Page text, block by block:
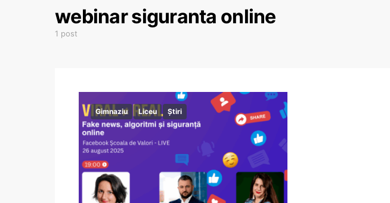
webinar siguranta online
1 post
Gimnaziu Liceu Știri